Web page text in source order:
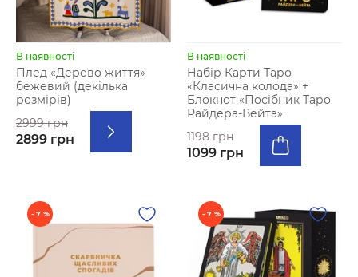
В наявності
Плед «Дерево життя»
бежевий (декілька
розмірів)
2999 грн
2899 грн
В наявності
Набір Карти Таро
«Класична колода» +
Блокнот «Посібник Таро
Райдера-Вейта»
1198 грн
1099 грн
- 7 % - 7 %